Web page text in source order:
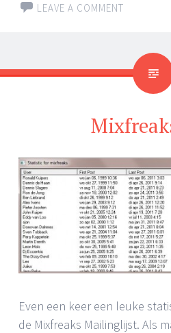
LEAVE A COMMENT
Even een keer een leuke
de Mixfreaks Mailinglijst. Als